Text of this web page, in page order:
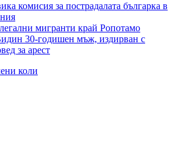
комисия за пострадалата българка в
мигранти край Ропотамо
30-годишен мъж, издирван с
за арест
коли